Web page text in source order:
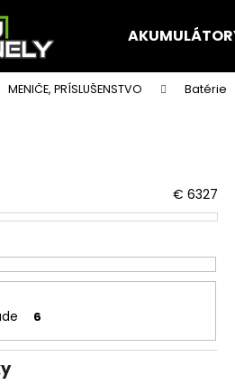
MENIČE, PRÍSLUŠENSTVO Batérie
€ 6327
6